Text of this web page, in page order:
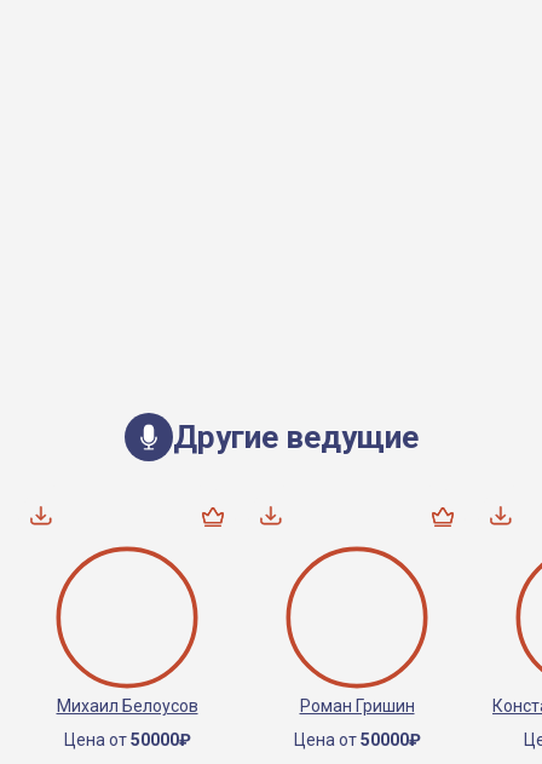
Другие ведущие
Михаил Белоусов
Цена от50000₽
Роман Гришин
Цена от50000₽